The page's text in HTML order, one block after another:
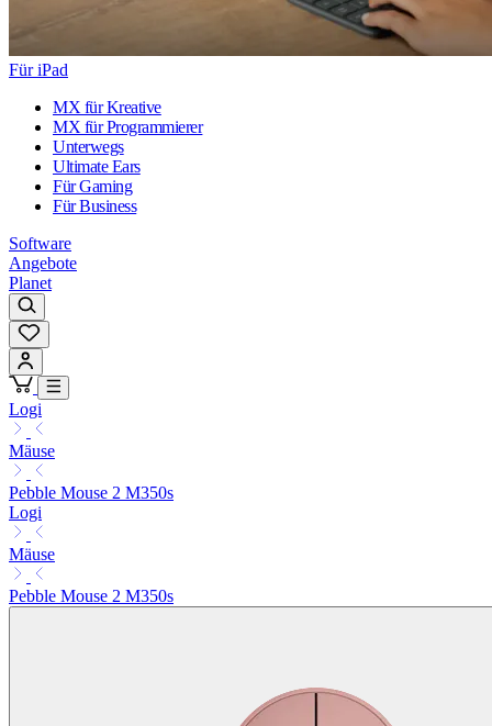
Für iPad
MX für Kreative
MX für Programmierer
Unterwegs
Ultimate Ears
Für Gaming
Für Business
Software
Angebote
Planet
Logi
Mäuse
Pebble Mouse 2 M350s
Logi
Mäuse
Pebble Mouse 2 M350s